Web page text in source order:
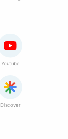
Youtube
Discover